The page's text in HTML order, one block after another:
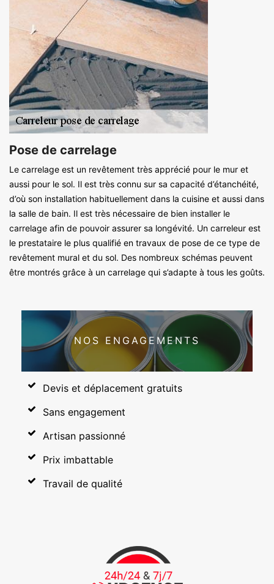
Pose de carrelage
Le carrelage est un revêtement très apprécié pour le mur et
aussi pour le sol. Il est très connu sur sa capacité d’étanchéité,
d’où son installation habituellement dans la cuisine et aussi dans
la salle de bain. Il est très nécessaire de bien installer le
carrelage afin de pouvoir assurer sa longévité. Un carreleur est
le prestataire le plus qualifié en travaux de pose de ce type de
revêtement mural et du sol. Des nombreux schémas peuvent
être montrés grâce à un carrelage qui s’adapte à tous les goûts.
NOS ENGAGEMENTS
Devis et déplacement gratuits
Sans engagement
Artisan passionné
Prix imbattable
Travail de qualité